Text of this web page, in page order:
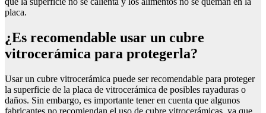
placa.
¿Es recomendable usar un cubre
vitrocerámica para protegerla?
Usar un cubre vitrocerámica puede ser recomendable para proteger
la superficie de la placa de vitrocerámica de posibles rayaduras o
daños. Sin embargo, es importante tener en cuenta que algunos
fabricantes no recomiendan el uso de cubre vitrocerámicas, ya que